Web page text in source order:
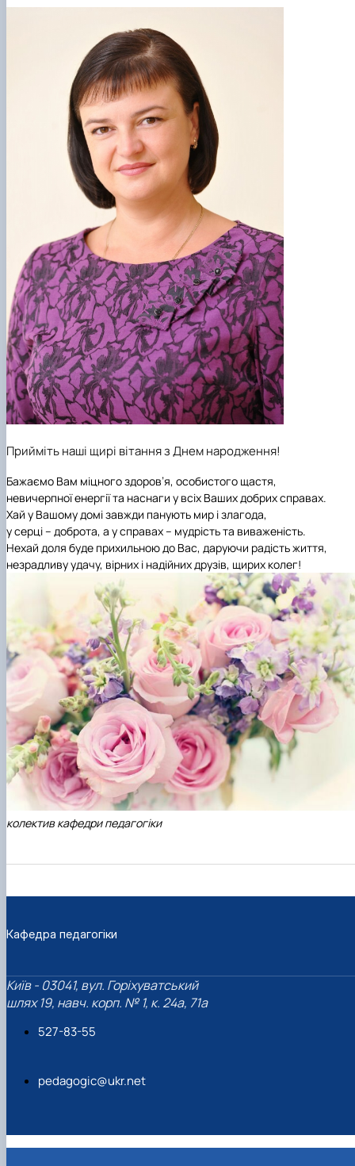
Прийміть наші щирі вітання з Днем народження!
Бажаємо Вам міцного здоров’я, особистого щастя,
невичерпної енергії та наснаги у всіх Ваших добрих справах.
Хай у Вашому домі завжди панують мир і злагода,
у серці – доброта, а у справах – мудрість та виваженість.
Нехай доля буде прихильною до Вас, даруючи радість життя,
незрадливу удачу, вірних і надійних друзів, щирих колег!
колектив кафедри педагогіки
Кафедра педагогіки
Київ - 03041, вул. Горіхуватський
шлях 19, навч. корп. № 1, к. 24а, 71а
527-83-55
pedagogic@ukr.net